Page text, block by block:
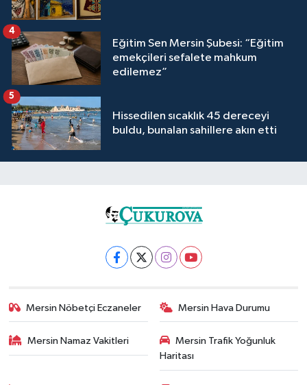
Eğitim Sen Mersin Şubesi: “Eğitim
emekçileri sefalete mahkum
edilemez”
4
Hissedilen sıcaklık 45 dereceyi
buldu, bunalan sahillere akın etti
5
Mersin Nöbetçi Eczaneler Mersin Hava Durumu
Mersin Namaz Vakitleri
Mersin Trafik Yoğunluk
Haritası